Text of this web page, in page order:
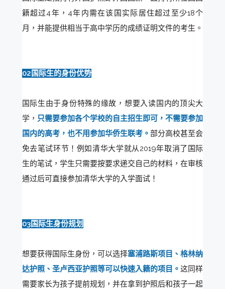
籍超过4年，4年内需在该国实际居住超过至少18个
月，并能提供相当于高中学历的成绩证明文件的考生。
02国际生的身份优势
国际生由于身份特殊的缘故，想要入读国内的顶尖大
学， 只需要参加各个学校的自主招生即可，不需要参加
国内的高考，也不用参加华侨生联考。部分高校甚至会
免去笔试环节！例如清华大学就从2019年取消了国际
生的笔试，学生只需要按要求递交自己的材料，在审核
通过后可直接参加清华大学的入学面试！
03国际生身份规划
想要获得国际生身份，可以选择塞浦路斯项目、格林纳
达护照、圣卢西亚护照等可以快速入籍的项目。这同样
需要家长为孩子提前规划，并在拿到护照后和孩子一起